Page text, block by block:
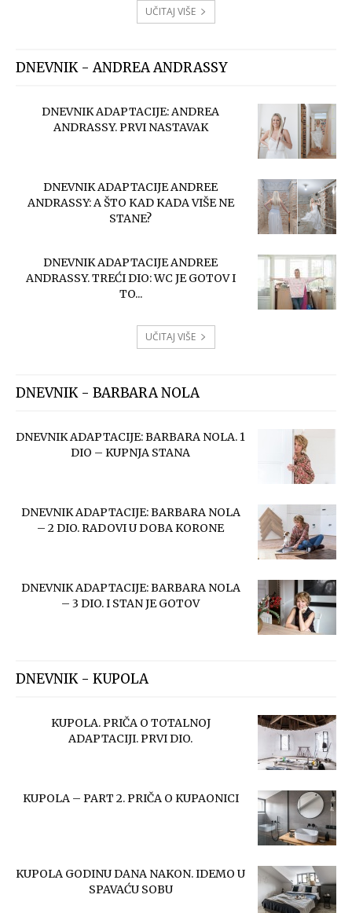
UČITAJ VIŠE
DNEVNIK - ANDREA ANDRASSY
DNEVNIK ADAPTACIJE: ANDREA
ANDRASSY. PRVI NASTAVAK
DNEVNIK ADAPTACIJE ANDREE
ANDRASSY: A ŠTO KAD KADA VIŠE NE
STANE?
DNEVNIK ADAPTACIJE ANDREE
ANDRASSY. TREĆI DIO: WC JE GOTOV I
TO...
UČITAJ VIŠE
DNEVNIK - BARBARA NOLA
DNEVNIK ADAPTACIJE: BARBARA NOLA. 1
DIO – KUPNJA STANA
DNEVNIK ADAPTACIJE: BARBARA NOLA
– 2 DIO. RADOVI U DOBA KORONE
DNEVNIK ADAPTACIJE: BARBARA NOLA
– 3 DIO. I STAN JE GOTOV
DNEVNIK - KUPOLA
KUPOLA. PRIČA O TOTALNOJ
ADAPTACIJI. PRVI DIO.
KUPOLA – PART 2. PRIČA O KUPAONICI
KUPOLA GODINU DANA NAKON. IDEMO U
SPAVAĆU SOBU